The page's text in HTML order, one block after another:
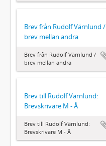
Brev från Rudolf Värnlund /
brev mellan andra
Brev från Rudolf Värnlund /
brev mellan andra
Brev till Rudolf Värnlund:
Brevskrivare M - Å
Brev till Rudolf Värnlund:
Brevskrivare M - Å